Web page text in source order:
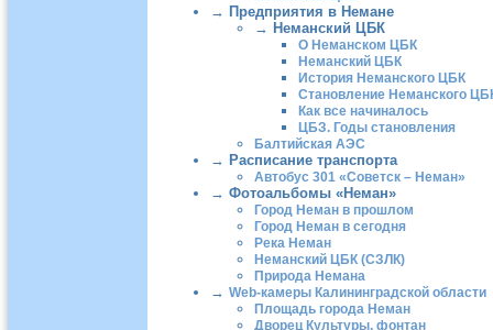
→ Предприятия в Немане
→ Неманский ЦБК
О Неманском ЦБК
Неманский ЦБК
История Неманского ЦБК
Становление Неманского
Как все начиналось
ЦБЗ. Годы становления
Балтийская АЭС
→ Расписание транспорта
Автобус 301 «Советск – Неман»
→ Фотоальбомы «Неман»
Город Неман в прошлом
Город Неман в сегодня
Река Неман
Неманский ЦБК (СЗЛК)
Природа Немана
→ Web-камеры Калининградской области
Площадь города Неман
Дворец Культуры, фонтан